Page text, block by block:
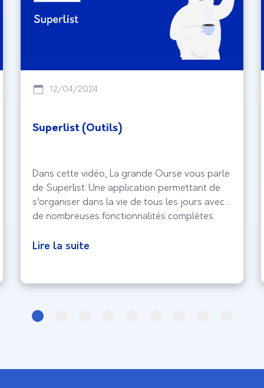
12/04/2024
Superlist (Outils)
Dans cette vidéo, La grande Ourse vous parle
de Superlist. Une application permettant de
s’organiser dans la vie de tous les jours avec
de nombreuses fonctionnalités complètes.
Lire la suite